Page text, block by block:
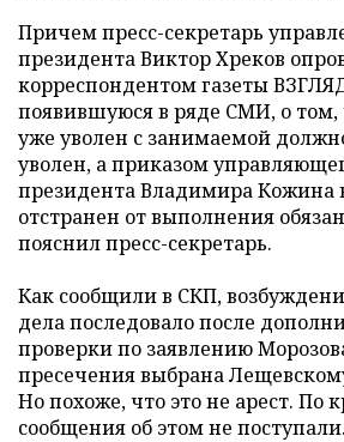
Причем пресс-секретарь
президента Виктор Хреков
корреспондентом газеты
появившуюся в ряде СМИ, о
уже уволен с занимаемой
уволен, а приказом
президента Владимира Кожина
отстранен от выполнения
пояснил пресс-секретарь.
Как сообщили в СКП,
дела последовало после
проверки по заявлению
пресечения выбрана
Но похоже, что это не арест. По
сообщения об этом не поступали.